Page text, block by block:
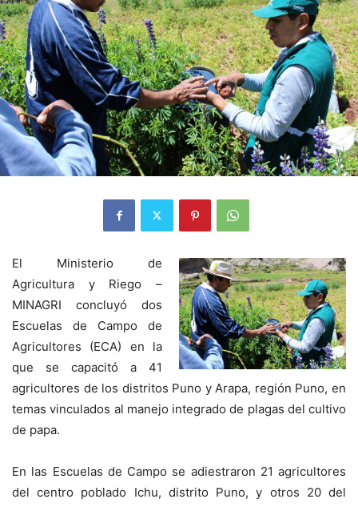
El Ministerio de
Agricultura y Riego –
MINAGRI concluyó dos
Escuelas de Campo de
Agricultores (ECA) en la
que se capacitó a 41
agricultores de los distritos Puno y Arapa, región Puno, en
temas vinculados al manejo integrado de plagas del cultivo
de papa.
En las Escuelas de Campo se adiestraron 21 agricultores
del centro poblado Ichu, distrito Puno, y otros 20 del